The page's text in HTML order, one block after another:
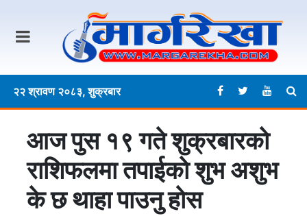
२२ श्रावण २०८३, शुक्रबार
आज पुस १९ गते शुक्रबारकाे
राशिफलमा तपाईकाे शुभ अशुभ
के छ थाहा पाउनु हाेस